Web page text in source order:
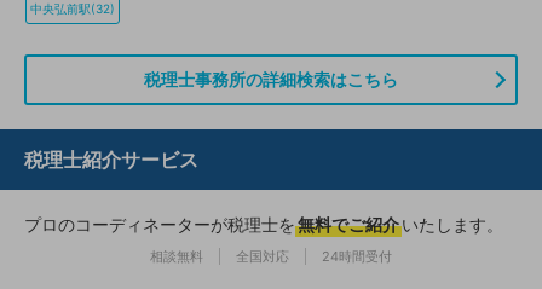
中央弘前駅(32)
税理士事務所の詳細検索はこちら
税理士紹介サービス
プロのコーディネーターが税理士を無料でご紹介いたします。
相談無料 全国対応 24時間受付